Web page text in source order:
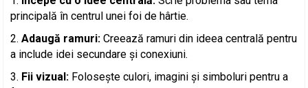
principală în centrul unei foi de hârtie.
Adaugă ramuri: Creează ramuri din ideea centrală pentru
a include idei secundare și conexiuni.
Fii vizual: Folosește culori, imagini și simboluri pentru a